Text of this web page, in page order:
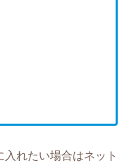
れたい場合はネット